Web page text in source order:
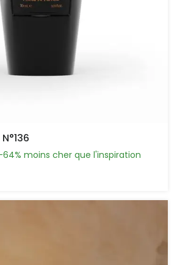
64% moins cher que l'inspiration